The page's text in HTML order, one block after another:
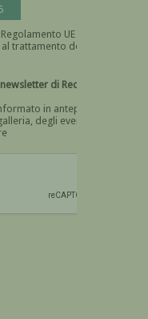
UE n.
Devi dare il consenso
di Recta
in anteprima
degli eventi